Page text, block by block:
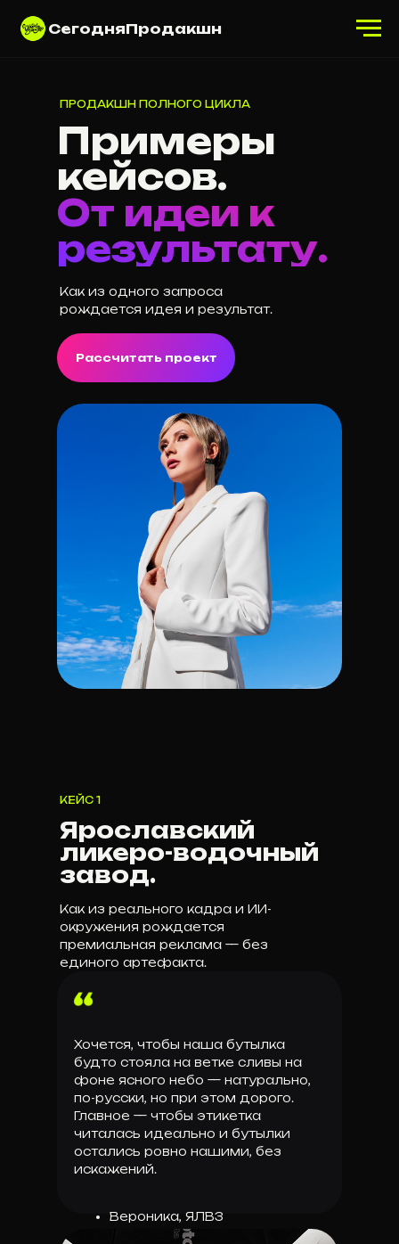
СегодняПродакшн
Примеры
кейсов.
От идеи к
результату.
ПРОДАКШН ПОЛНОГО ЦИКЛА
Как из одного запроса
рождается идея и результат.
Рассчитать проект
Ярославский
ликеро-водочный
завод.
КЕЙС 1
Как из реального кадра и ИИ-
окружения рождается
премиальная реклама — без
единого артефакта.
Хочется, чтобы наша бутылка
будто стояла на ветке сливы на
фоне ясного небо — натурально,
по-русски, но при этом дорого.
Главное — чтобы этикетка
читалась идеально и бутылки
остались ровно нашими, без
искажений.
Вероника, ЯЛВЗ